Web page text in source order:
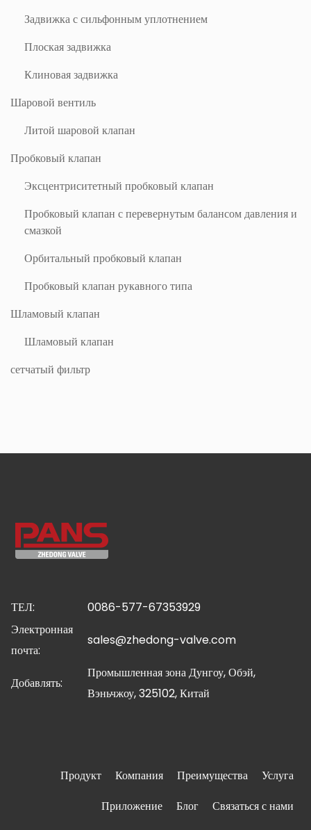
Задвижка с сильфонным уплотнением
Плоская задвижка
Клиновая задвижка
Шаровой вентиль
Литой шаровой клапан
Пробковый клапан
Эксцентриситетный пробковый клапан
Пробковый клапан с перевернутым балансом давления и
смазкой
Орбитальный пробковый клапан
Пробковый клапан рукавного типа
Шламовый клапан
Шламовый клапан
сетчатый фильтр
ТЕЛ:
0086-577-67353929
Электронная
почта:
sales@zhedong-valve.com
Добавлять:
Промышленная зона Дунгоу, Обэй,
Вэньчжоу, 325102, Китай
Продукт Компания Преимущества
Услуга
Приложение
Блог Связаться с нами